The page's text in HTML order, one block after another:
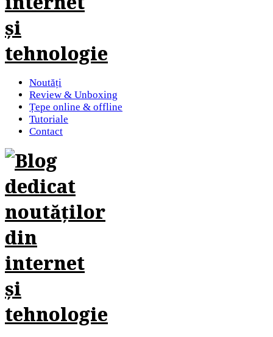
Noutăți
Review & Unboxing
Țepe online & offline
Tutoriale
Contact